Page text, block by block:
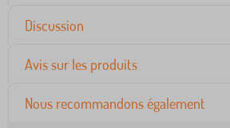
Discussion
Avis sur les produits
Nous recommandons également